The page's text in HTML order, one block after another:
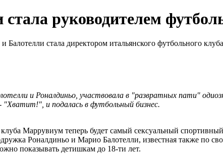
руководителем
и Роналдиньо, участвовала в "развратных пати"
"Хватит!", и подалась в футбольный бизнес.
Маррувиум теперь будет самый сексуальный
Роналдиньо и Марио Балотелли, известная также
показывать детишкам до 18-ти лет.